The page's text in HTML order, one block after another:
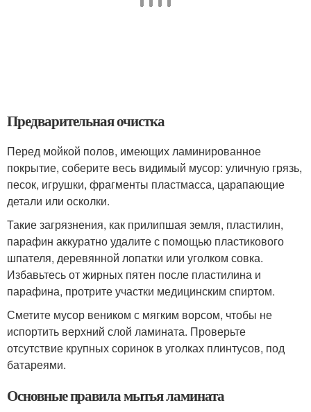
Предварительная очистка
Перед мойкой полов, имеющих ламинированное
покрытие, соберите весь видимый мусор: уличную грязь,
песок, игрушки, фрагменты пластмасса, царапающие
детали или осколки.
Такие загрязнения, как прилипшая земля, пластилин,
парафин аккуратно удалите с помощью пластикового
шпателя, деревянной лопатки или уголком совка.
Избавьтесь от жирных пятен после пластилина и
парафина, протрите участки медицинским спиртом.
Сметите мусор веником с мягким ворсом, чтобы не
испортить верхний слой ламината. Проверьте
отсутствие крупных соринок в уголках плинтусов, под
батареями.
Основные правила мытья ламината